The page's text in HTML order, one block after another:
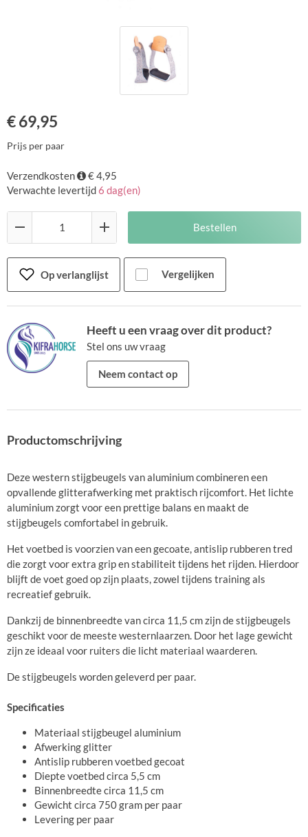
€69,95
Prijs per paar
Verzendkosten
€ 4,95
Verwachte levertijd 6 dag(en)
Bestellen
Op verlanglijst Vergelijken
Heeft u een vraag over dit product?
Stel ons uw vraag
Neem contact op
Productomschrijving
Deze western stijgbeugels van aluminium combineren een
opvallende glitterafwerking met praktisch rijcomfort. Het lichte
aluminium zorgt voor een prettige balans en maakt de
stijgbeugels comfortabel in gebruik.
Het voetbed is voorzien van een gecoate, antislip rubberen tred
die zorgt voor extra grip en stabiliteit tijdens het rijden. Hierdoor
blijft de voet goed op zijn plaats, zowel tijdens training als
recreatief gebruik.
Dankzij de binnenbreedte van circa 11,5 cm zijn de stijgbeugels
geschikt voor de meeste westernlaarzen. Door het lage gewicht
zijn ze ideaal voor ruiters die licht materiaal waarderen.
De stijgbeugels worden geleverd per paar.
Specificaties
Materiaal stijgbeugel aluminium
Afwerking glitter
Antislip rubberen voetbed gecoat
Diepte voetbed circa 5,5 cm
Binnenbreedte circa 11,5 cm
Gewicht circa 750 gram per paar
Levering per paar